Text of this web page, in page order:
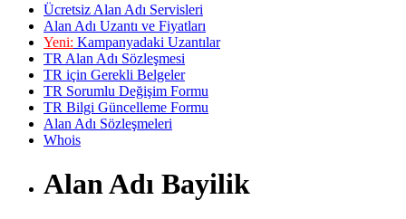
Ücretsiz Alan Adı Servisleri
Alan Adı Uzantı ve Fiyatları
Yeni: Kampanyadaki Uzantılar
TR Alan Adı Sözleşmesi
TR için Gerekli Belgeler
TR Sorumlu Değişim Formu
TR Bilgi Güncelleme Formu
Alan Adı Sözleşmeleri
Whois
Alan Adı Bayilik